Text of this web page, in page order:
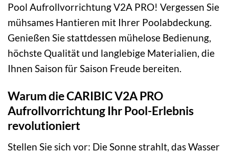
Pool Aufrollvorrichtung V2A PRO! Vergessen Sie
mühsames Hantieren mit Ihrer Poolabdeckung.
Genießen Sie stattdessen mühelose Bedienung,
höchste Qualität und langlebige Materialien, die
Ihnen Saison für Saison Freude bereiten.
Warum die CARIBIC V2A PRO
Aufrollvorrichtung Ihr Pool-Erlebnis
revolutioniert
Stellen Sie sich vor: Die Sonne strahlt, das Wasser